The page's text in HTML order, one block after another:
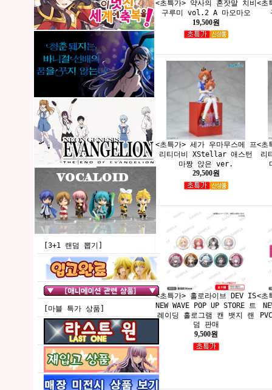
[3+1 랜덤 뽑기]
[마블 특가 상품]
<초특가> 약사의 혼잣말 치비
구루미 vol.2 A 마오마오
19,500원
<초
<초특가> 세가 우마무스메 프
리티더비 XStellar 애스턴
마짱 앉은 ver.
29,500원
<초
리
<초특가> 홀로라이브 DEV IS
NEW WAVE POP UP STORE 트
레이딩 홀로그램 캔 뱃지 랜
덤 판매
9,500원
<초